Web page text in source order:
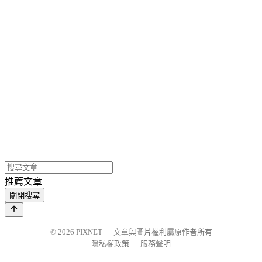
推薦文章
關閉搜尋
© 2026 PIXNET
文章與圖片權利屬原作者所有
隱私權政策
服務聲明